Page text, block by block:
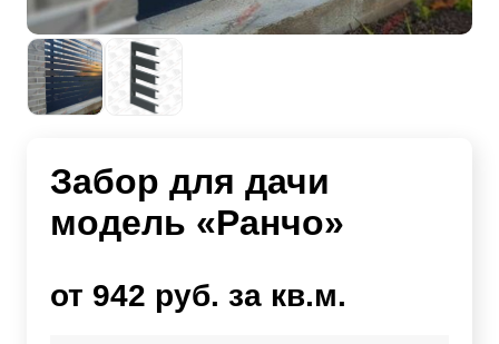
Забор для дачи
модель «Ранчо»
от 942 руб. за кв.м.